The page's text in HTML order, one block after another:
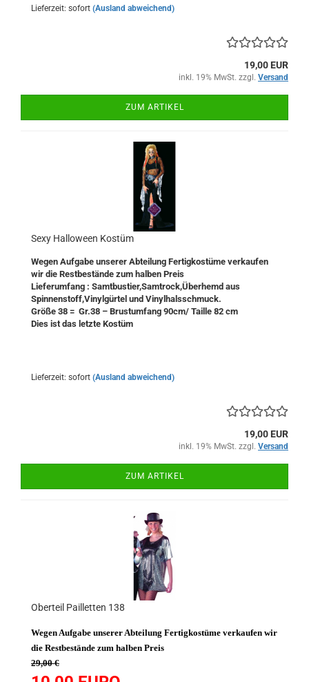
Lieferzeit: sofort (Ausland abweichend)
19,00 EUR
inkl. 19% MwSt. zzgl. Versand
ZUM ARTIKEL
Sexy Halloween Kostüm
Wegen Aufgabe unserer Abteilung Fertigkostüme verkaufen
wir die Restbestände zum halben Preis
Lieferumfang : Samtbustier,Samtrock,Überhemd aus
Spinnenstoff,Vinylgürtel und Vinylhalsschmuck.
Größe 38 = Gr.38 – Brustumfang 90cm/ Taille 82 cm
Dies ist das letzte Kostüm
Lieferzeit: sofort (Ausland abweichend)
19,00 EUR
inkl. 19% MwSt. zzgl. Versand
ZUM ARTIKEL
Oberteil Pailletten 138
Wegen Aufgabe unserer Abteilung Fertigkostüme verkaufen wir
die Restbestände zum halben Preis
29,00 €